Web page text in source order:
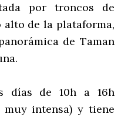
por troncos de
de la plataforma,
de Taman
días de 10h a 16h
intensa) y tiene